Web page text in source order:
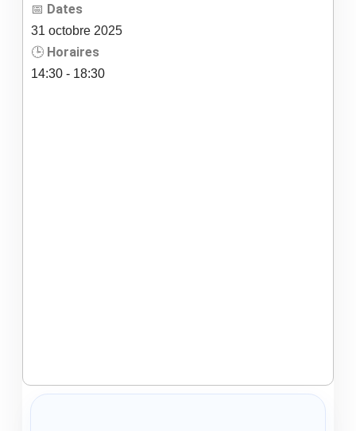
📅 Dates
31 octobre 2025
🕒 Horaires
14:30 - 18:30